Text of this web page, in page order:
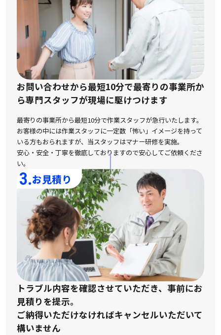
お問い合わせから最短10分で最寄りの事業所か
ら専門スタッフが現場に駆けつけます
最寄りの事業所から最短10分で作業スタッフが急行いたします。
お客様の中には作業スタッフに一定数「怖い」イメージを持って
いる方もおられますが、 当スタッフはマナー研修を実施。
安心・安全・丁寧を徹底しておりますので安心してご依頼くださ
い。
3.お見積り
トラブル内容を確認させていただき、事前にお
見積りを提示。
ご納得いただけなければキャンセルいただいて
構いません